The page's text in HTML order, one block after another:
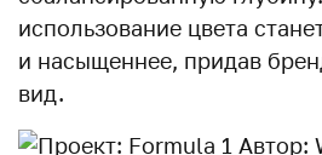
использование цвета
и насыщеннее, придав
вид.